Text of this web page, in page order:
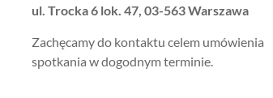
ul. Trocka 6 lok. 47, 03-563 Warszawa
Zachęcamy do kontaktu celem umówienia
spotkania w dogodnym terminie.